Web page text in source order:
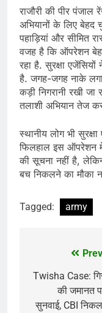
राजौरी की पीर पंजाल
अभियानों के लिए बेहद
पहाड़ियां और सीमित
वजह है कि ऑपरेशन
रहा है. सुरक्षा
है. जगह-जगह नाके
कड़ी निगरानी रखी
तलाशी अभियान तेज
स्थानीय लोग भी
फिलहाल इस ऑपरेशन में
की सूचना नहीं है,
बच निकलने का मौका
Tagged: army
navigation
Twisha Case:
की जमानत
सुनवाई, CBI